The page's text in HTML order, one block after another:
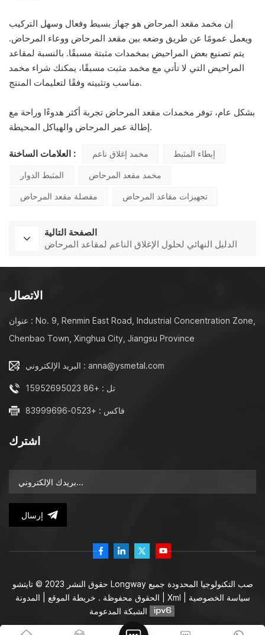
إن مخمد مقعد المرحاض هو جهاز بسيط وفعال وسهل التركيب
ويعمل عمومًا عن طريق وضعه بين مقعد المرحاض ووعاء المرحاض.
يتم تصنيع بعض المراحيض بمخمدات مثبتة مسبقًا. بالنسبة لمقاعد
المراحيض التي لا تأتي مع مخمد مثبت مسبقًا، يمكنك شراء مخمد
مناسب وتثبيته وفقًا لتعليمات المنتج.
بشكل عام، توفر مخمدات مقعد المرحاض تجربة أكثر هدوءًا وراحة مع
إطالة عمر المرحاض والهياكل المحيطة.
العلامات الساخنة : مخمد إغلاق ناعم إبطاء المثبط
المثبط الدوار مخمد مقعد المرحاض
مفصلة مقعد المرحاض تجهيزات مقاعد المرحاض
الصفحة التالية
الدليل النهائي لحلول الإغلاق الناعم لمقاعد المرحاض
الاتصال
عنوان : No. 9, Renmin East Road, Industrial Concentration Zone,
Chenbao Town, Xinghua City, Jiangsu Province
البريد الإلكتروني : anna@ysmetal.com
تل : +86 15952695023
فاكس : +0523-83999696
اشترك
إرسال
حقوق النشر 2023 © تايتشو Longway صب التكنولوجيا المحدودة جميع
الحقوق محفوظة . خريطة الموقع Xml
سياسة الخصوصية
الشبكة المدعومة